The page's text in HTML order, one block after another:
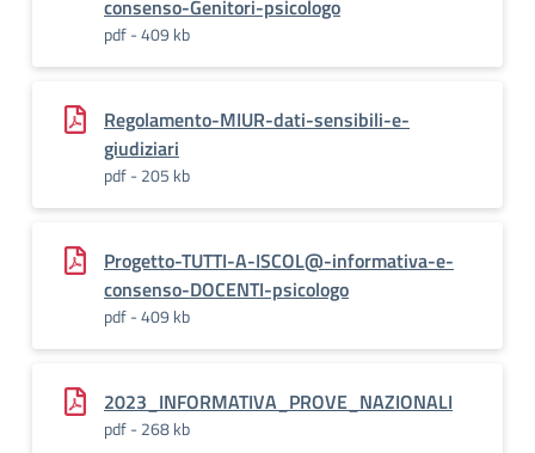
consenso-Genitori-psicologo
pdf - 409 kb
Regolamento-MIUR-dati-sensibili-e-
giudiziari
pdf - 205 kb
Progetto-TUTTI-A-ISCOL@-informativa-e-
consenso-DOCENTI-psicologo
pdf - 409 kb
2023_INFORMATIVA_PROVE_NAZIONALI
pdf - 268 kb